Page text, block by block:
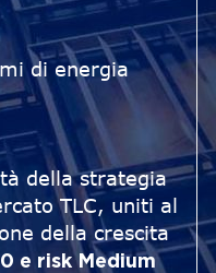
di energia
della strategia
TLC, uniti al
della crescita
e risk Medium